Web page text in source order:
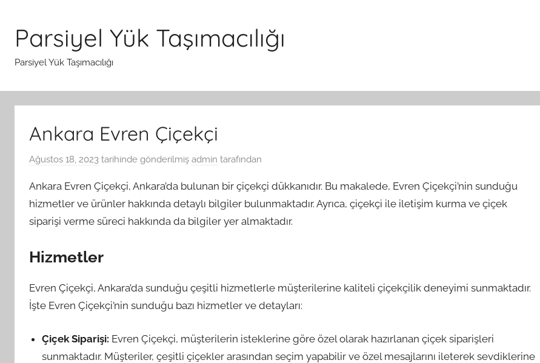
Parsiyel Yük Taşımacılığı
Parsiyel Yük Taşımacılığı
Ankara Evren Çiçekçi
Ağustos 18, 2023 tarihinde gönderilmiş admin tarafından
Ankara Evren Çiçekçi, Ankara’da bulunan bir çiçekçi dükkanıdır. Bu makalede, Evren Çiçekçi’nin sunduğu
hizmetler ve ürünler hakkında detaylı bilgiler bulunmaktadır. Ayrıca, çiçekçi ile iletişim kurma ve çiçek
siparişi verme süreci hakkında da bilgiler yer almaktadır.
Hizmetler
Evren Çiçekçi, Ankara’da sunduğu çeşitli hizmetlerle müşterilerine kaliteli çiçekçilik deneyimi sunmaktadır.
İşte Evren Çiçekçi’nin sunduğu bazı hizmetler ve detayları:
Çiçek Siparişi: Evren Çiçekçi, müşterilerin isteklerine göre özel olarak hazırlanan çiçek siparişleri
sunmaktadır. Müşteriler, çeşitli çiçekler arasından seçim yapabilir ve özel mesajlarını ileterek sevdiklerine